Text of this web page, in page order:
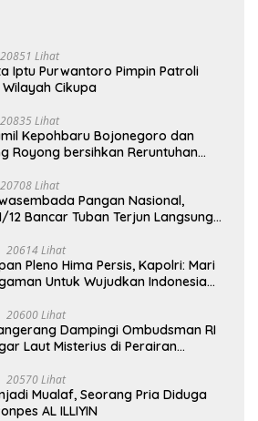
20851 Lihat
Iptu Purwantoro Pimpin Patroli
Cikupa
20835 Lihat
Kepohbaru Bojonegoro dan
Royong bersihkan Reruntuhan
20708 Lihat
Pangan Nasional,
12 Bancar Tuban Terjun Langsung
20614 Lihat
Pleno Hima Persis, Kapolri: Mari
Untuk Wujudkan Indonesia
20600 Lihat
Dampingi Ombudsman RI
Laut Misterius di Perairan
20570 Lihat
Mualaf, Seorang Pria Diduga
AL ILLIYIN